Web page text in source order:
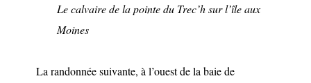
Le calvaire de la pointe du Trec’h sur l’île aux
Moines
La randonnée suivante, à l’ouest de la baie de